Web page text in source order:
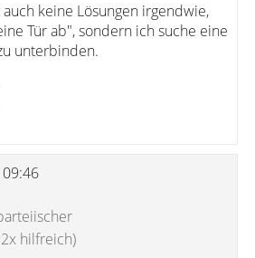
keine Lösungen irgendwie,
Tür ab", sondern ich suche eine
unterbinden.
hilfreich)